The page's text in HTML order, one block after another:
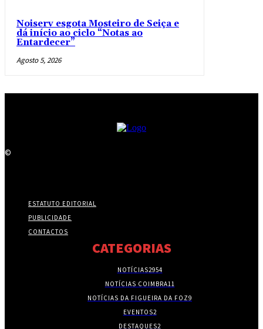
Noiserv esgota Mosteiro de Seiça e
dá início ao ciclo “Notas ao
Entardecer”
Agosto 5, 2026
©
ESTATUTO EDITORIAL
PUBLICIDADE
CONTACTOS
CATEGORIAS
NOTÍCIAS2954
NOTÍCIAS COIMBRA11
NOTÍCIAS DA FIGUEIRA DA FOZ9
EVENTOS2
DESTAQUES2